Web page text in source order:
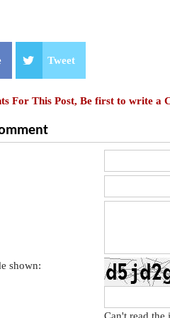
Tweet
For This Post, Be first to write a
shown: